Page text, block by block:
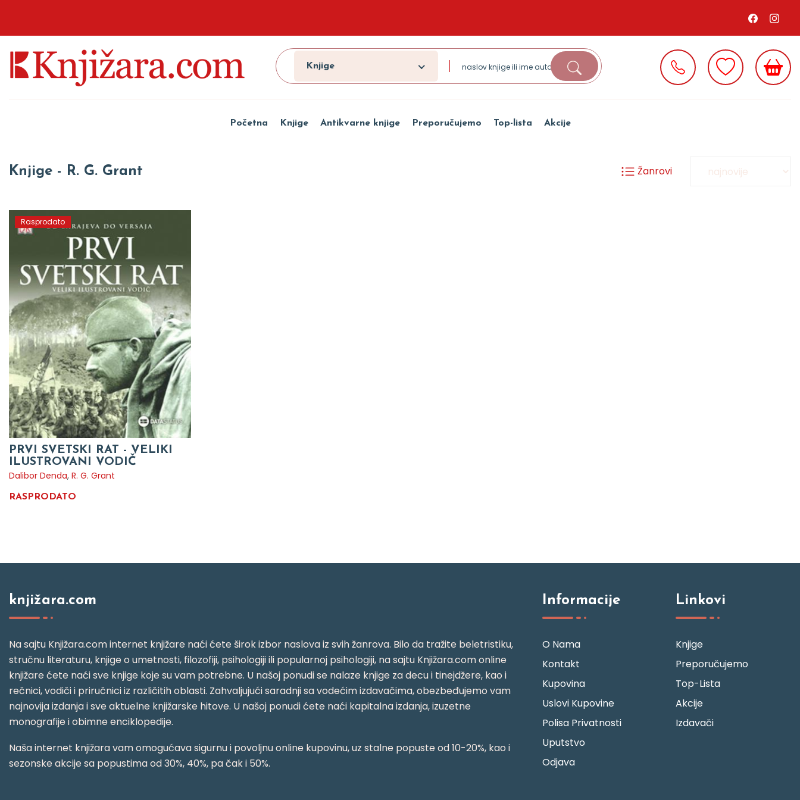
Knjige
Početna Knjige Antikvarne knjige Preporučujemo Top-lista Akcije
Knjige - R. G. Grant Žanrovi
Rasprodato
PRVI SVETSKI RAT - VELIKI
ILUSTROVANI VODIČ
Dalibor Denda, R. G. Grant
RASPRODATO
knjižara.com
Na sajtu Knjižara.com internet knjižare naći ćete širok izbor naslova iz svih žanrova. Bilo da tražite beletristiku,
stručnu literaturu, knjige o umetnosti, filozofiji, psihologiji ili popularnoj psihologiji, na sajtu Knjižara.com online
knjižare ćete naći sve knjige koje su vam potrebne. U našoj ponudi se nalaze knjige za decu i tinejdžere, kao i
rečnici, vodiči i priručnici iz različitih oblasti. Zahvaljujući saradnji sa vodećim izdavačima, obezbeđujemo vam
najnovija izdanja i sve aktuelne knjižarske hitove. U našoj ponudi ćete naći kapitalna izdanja, izuzetne
monografije i obimne enciklopedije.
Naša internet knjižara vam omogućava sigurnu i povoljnu online kupovinu, uz stalne popuste od 10-20%, kao i
sezonske akcije sa popustima od 30%, 40%, pa čak i 50%.
Informacije
O Nama
Kontakt
Kupovina
Uslovi Kupovine
Polisa Privatnosti
Uputstvo
Odjava
Linkovi
Knjige
Preporučujemo
Top-Lista
Akcije
Izdavači